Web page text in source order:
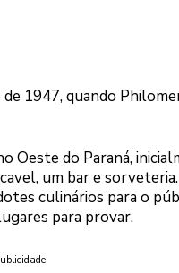
1947, quando
Oeste do Paraná,
um bar e
culinários para o
para provar.